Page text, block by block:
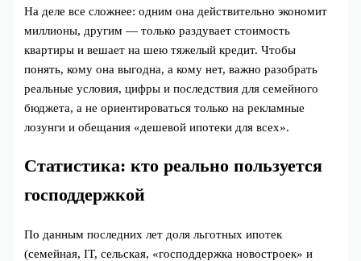
На деле все сложнее: одним она действительно экономит
миллионы, другим — только раздувает стоимость
квартиры и вешает на шею тяжелый кредит. Чтобы
понять, кому она выгодна, а кому нет, важно разобрать
реальные условия, цифры и последствия для семейного
бюджета, а не ориентироваться только на рекламные
лозунги и обещания «дешевой ипотеки для всех».
Статистика: кто реально пользуется
господдержкой
По данным последних лет доля льготных ипотек
(семейная, IT, сельская, «господдержка новостроек» и